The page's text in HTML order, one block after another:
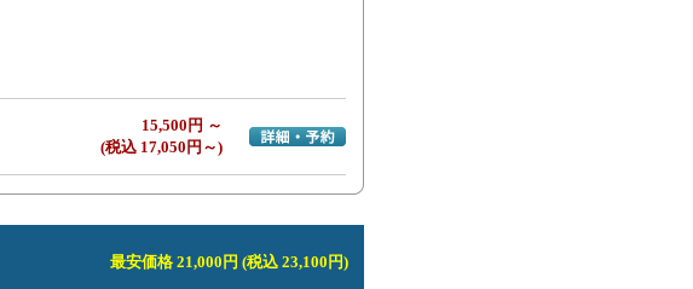
15,500円 ～
(税込 17,050円～)
詳細・予約へ
最安価格 21,000円 (税込 23,100円)